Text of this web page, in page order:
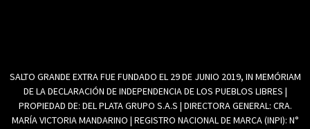
SALTO GRANDE EXTRA FUE FUNDADO EL 29 DE JUNIO 2019, IN MEMÓRIAM
DE LA DECLARACIÓN DE INDEPENDENCIA DE LOS PUEBLOS LIBRES |
PROPIEDAD DE: DEL PLATA GRUPO S.A.S | DIRECTORA GENERAL: CRA.
MARÍA VICTORIA MANDARINO | REGISTRO NACIONAL DE MARCA (INPI): N°